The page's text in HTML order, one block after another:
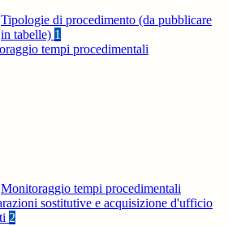
Tipologie di procedimento (da pubblicare
in tabelle) 1
tempi procedimentali
Monitoraggio tempi procedimentali
sostitutive e acquisizione d'ufficio
2